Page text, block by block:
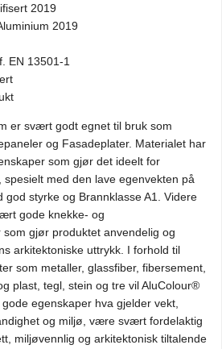
2019
2019
EN 13501-1
er svært godt egnet til bruk som
og Fasadeplater. Materialet har
som gjør det ideelt for
spesielt med den lave egenvekten på
god styrke og Brannklasse A1. Videre
gode knekke- og
gjør produktet anvendelig og
arkitektoniske uttrykk. I forhold til
som metaller, glassfiber, fibersement,
plast, tegl, stein og tre vil AluColour®
egenskaper hva gjelder vekt,
og miljø, være svært fordelaktig
miljøvennlig og arkitektonisk tiltalende